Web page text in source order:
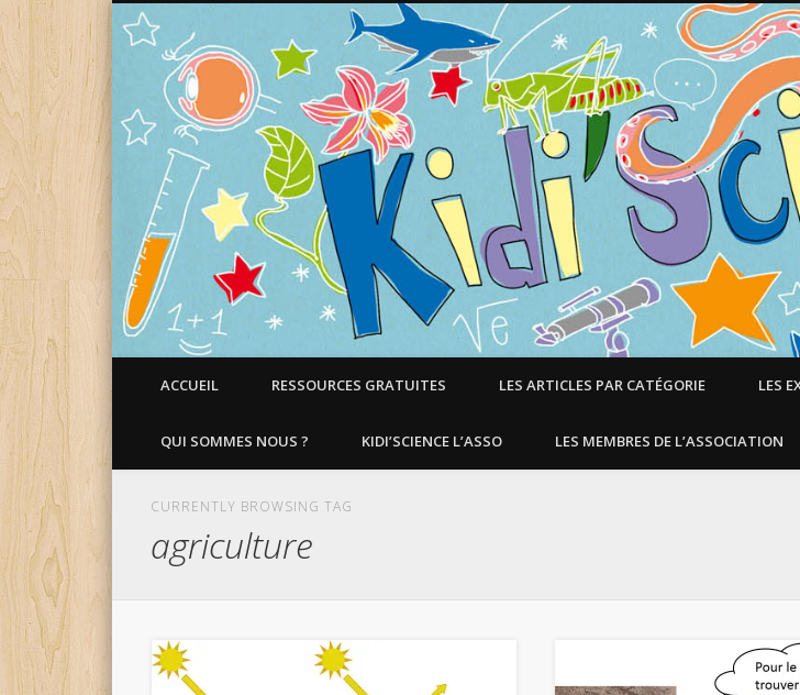
Faire aimer les Sciences aux Enfants !
ACCUEIL RESSOURCES GRATUITES LES ARTICLES PAR CATÉGORIE LES
QUI SOMMES NOUS ? KIDI’SCIENCE L’ASSO LES MEMBRES DE L’ASSOCIATION
CURRENTLY BROWSING TAG
agriculture